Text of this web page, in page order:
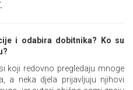
i odabira dobitnika? Ko su
koji redovno pregledaju mnoge
a neka djela prijavljuju njihovi